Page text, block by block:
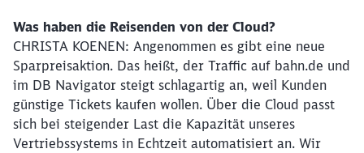
Was haben die Reisenden von der Cloud?
CHRISTA KOENEN: Angenommen es gibt eine neue
Sparpreisaktion. Das heißt, der Traffic auf bahn.de und
im DB Navigator steigt schlagartig an, weil Kunden
günstige Tickets kaufen wollen. Über die Cloud passt
sich bei steigender Last die Kapazität unseres
Vertriebssystems in Echtzeit automatisiert an. Wir